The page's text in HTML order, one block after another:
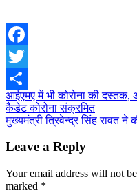
Facebook
Twitter
Share
Post
navigation
आईएमए में भी कोरोना की
कैडेट कोरोना संक्रमित
मुख्यमंत्री त्रिवेन्द्र सिंह रावत ने
Leave a Reply
Your email address will not
marked *